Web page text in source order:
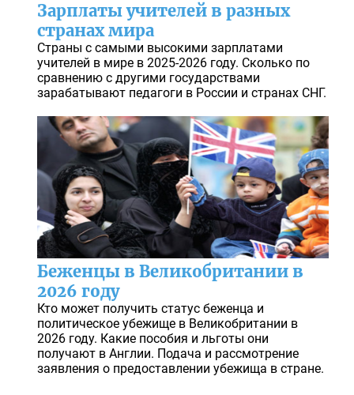
Зарплаты учителей в разных
странах мира
Страны с самыми высокими зарплатами
учителей в мире в 2025-2026 году. Сколько по
сравнению с другими государствами
зарабатывают педагоги в России и странах СНГ.
Беженцы в Великобритании в
2026 году
Кто может получить статус беженца и
политическое убежище в Великобритании в
2026 году. Какие пособия и льготы они
получают в Англии. Подача и рассмотрение
заявления о предоставлении убежища в стране.